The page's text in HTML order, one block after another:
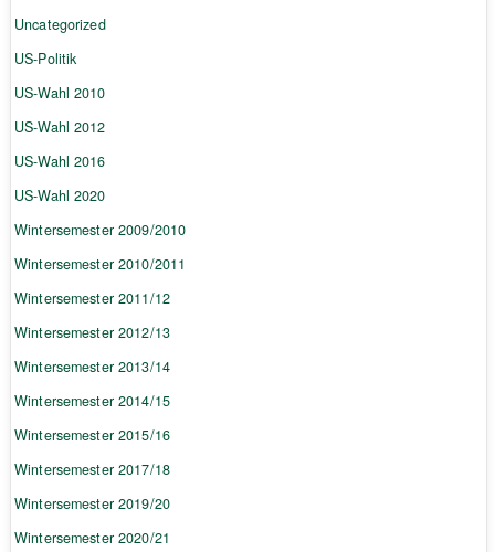
Uncategorized
US-Politik
US-Wahl 2010
US-Wahl 2012
US-Wahl 2016
US-Wahl 2020
Wintersemester 2009/2010
Wintersemester 2010/2011
Wintersemester 2011/12
Wintersemester 2012/13
Wintersemester 2013/14
Wintersemester 2014/15
Wintersemester 2015/16
Wintersemester 2017/18
Wintersemester 2019/20
Wintersemester 2020/21